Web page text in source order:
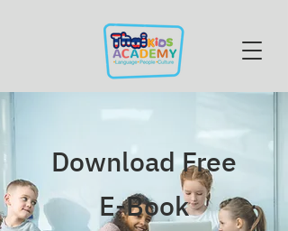
Download Free
E-Book